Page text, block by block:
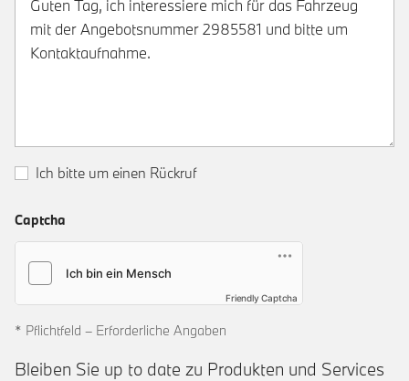
Ich bitte um einen Rückruf
Captcha
Friendly Captcha
* Pflichtfeld – Erforderliche Angaben
Bleiben Sie up to date zu Produkten und Services